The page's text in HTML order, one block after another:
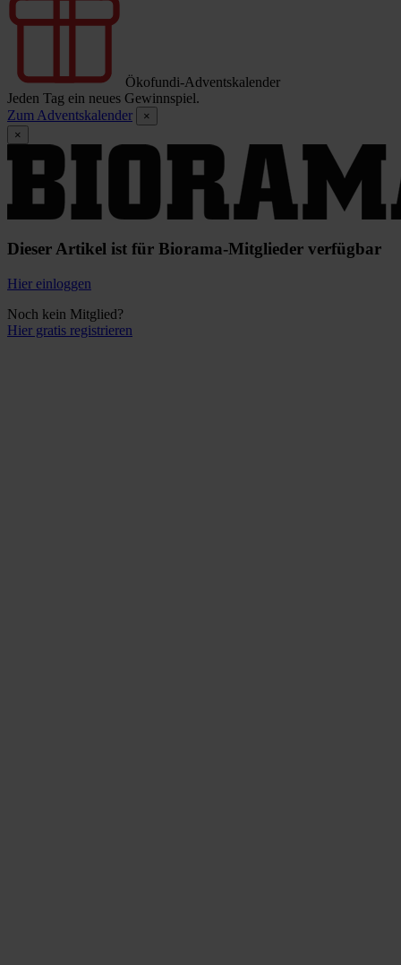
Ökofundi-Adventskalender
Jeden Tag ein neues Gewinnspiel.
Zum Adventskalender
×
×
Dieser Artikel ist für Biorama-Mitglieder verfügbar
Hier einloggen
Noch kein Mitglied?
Hier gratis registrieren